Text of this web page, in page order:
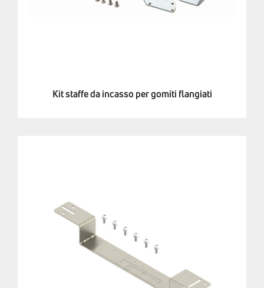
Kit staffe da incasso per gomiti flangiati